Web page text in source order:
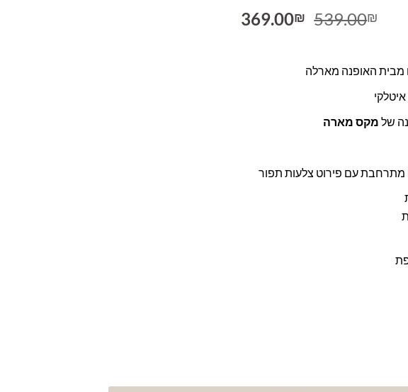
539.00₪
המחיר
369.00₪
מבית האופנה מארלה
של מקס מארה
מתרחבת עם פירוט צלעות תפור